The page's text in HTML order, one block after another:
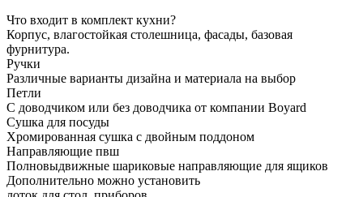
Что входит в комплект кухни?
Корпус, влагостойкая столешница, фасады, базовая
фурнитура.
Ручки
Различные варианты дизайна и материала на выбор
Петли
С доводчиком или без доводчика от компании Boyard
Сушка для посуды
Хромированная сушка с двойным поддоном
Направляющие пвш
Полновыдвижные шариковые направляющие для ящиков
Дополнительно можно установить